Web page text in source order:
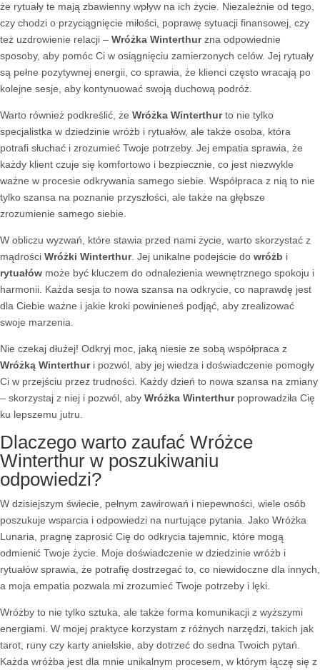
że rytuały te mają zbawienny wpływ na ich życie. Niezależnie od tego,
czy chodzi o przyciągnięcie miłości, poprawę sytuacji finansowej, czy
też uzdrowienie relacji – Wróżka Winterthurzna odpowiednie
sposoby, aby pomóc Ci w osiągnięciu zamierzonych celów. Jej rytuały
są pełne pozytywnej energii, co sprawia, że klienci często wracają po
kolejne sesje, aby kontynuować swoją duchową podróż.
Warto również podkreślić, że Wróżka Winterthurto nie tylko
specjalistka w dziedzinie wróżb i rytuałów, ale także osoba, która
potrafi słuchać i zrozumieć Twoje potrzeby. Jej empatia sprawia, że
każdy klient czuje się komfortowo i bezpiecznie, co jest niezwykle
ważne w procesie odkrywania samego siebie. Współpraca z nią to nie
tylko szansa na poznanie przyszłości, ale także na głębsze
zrozumienie samego siebie.
W obliczu wyzwań, które stawia przed nami życie, warto skorzystać z
mądrości Wróżki Winterthur. Jej unikalne podejście do wróżb i
rytuałów może być kluczem do odnalezienia wewnętrznego spokoju i
harmonii. Każda sesja to nowa szansa na odkrycie, co naprawdę jest
dla Ciebie ważne i jakie kroki powinieneś podjąć, aby zrealizować
swoje marzenia.
Nie czekaj dłużej! Odkryj moc, jaką niesie ze sobą współpraca z
Wróżką Winterthuri pozwól, aby jej wiedza i doświadczenie pomogły
Ci w przejściu przez trudności. Każdy dzień to nowa szansa na zmiany
– skorzystaj z niej i pozwól, aby Wróżka Winterthurpoprowadziła Cię
ku lepszemu jutru.
Dlaczego warto zaufać Wróżce
Winterthur w poszukiwaniu
odpowiedzi?
W dzisiejszym świecie, pełnym zawirowań i niepewności, wiele osób
poszukuje wsparcia i odpowiedzi na nurtujące pytania. Jako Wróżka
Lunaria, pragnę zaprosić Cię do odkrycia tajemnic, które mogą
odmienić Twoje życie. Moje doświadczenie w dziedzinie wróżb i
rytuałów sprawia, że potrafię dostrzegać to, co niewidoczne dla innych,
a moja empatia pozwala mi zrozumieć Twoje potrzeby i lęki.
Wróżby to nie tylko sztuka, ale także forma komunikacji z wyższymi
energiami. W mojej praktyce korzystam z różnych narzędzi, takich jak
tarot, runy czy karty anielskie, aby dotrzeć do sedna Twoich pytań.
Każda wróżba jest dla mnie unikalnym procesem, w którym łączę się z